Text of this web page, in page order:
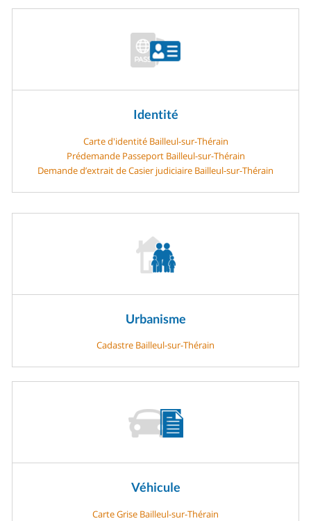
Identité
Carte d'identité Bailleul-sur-Thérain
Prédemande Passeport Bailleul-sur-Thérain
Demande d’extrait de Casier judiciaire Bailleul-sur-Thérain
Urbanisme
Cadastre Bailleul-sur-Thérain
Véhicule
Carte Grise Bailleul-sur-Thérain